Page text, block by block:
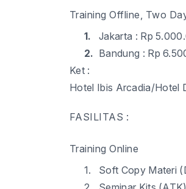
Training Offline, Two
1.
Jakarta : Rp 5.0
2. Bandung : Rp 6.5
Ket :
Hotel Ibis Arcadia/Hotel
FASILITAS :
Training Online
1.
Soft Copy Materi